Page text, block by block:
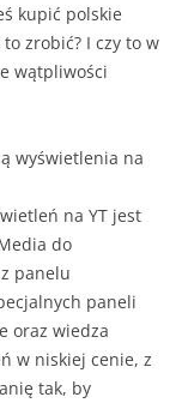
kupić polskie
zrobić? I czy to w
wątpliwości
wyświetlenia na
na YT jest
do
panelu
paneli
oraz wiedza
w niskiej cenie, z
tak, by